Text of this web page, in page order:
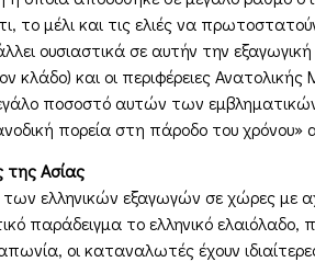
το μέλι και τις ελιές να
ουσιαστικά σε αυτήν την
και οι περιφέρειες
ποσοστό αυτών των
πορεία στη πάροδο του
της Ασίας
των ελληνικών εξαγωγών σε χώρες με
παράδειγμα το ελληνικό
οι καταναλωτές έχουν